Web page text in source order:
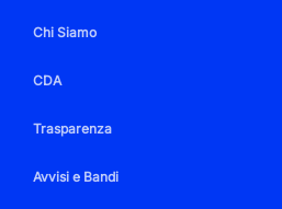
Chi Siamo
CDA
Trasparenza
Avvisi e Bandi